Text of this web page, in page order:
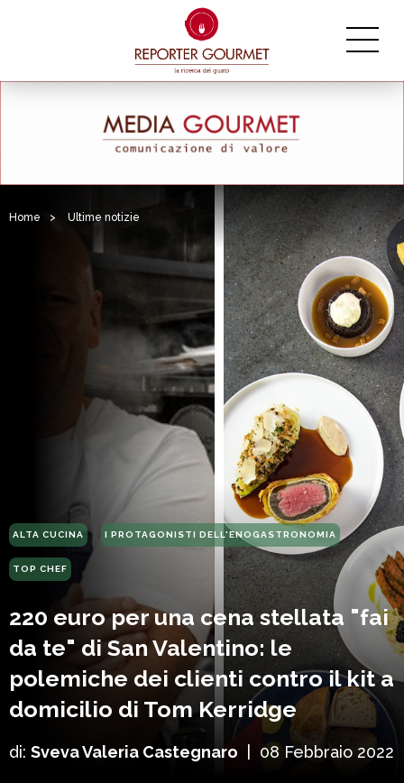
Home > Ultime notizie
ALTA CUCINA I PROTAGONISTI DELL'ENOGASTRONOMIA
TOP CHEF
220 euro per una cena stellata "fai
da te" di San Valentino: le
polemiche dei clienti contro il kit a
domicilio di Tom Kerridge
di: Sveva Valeria Castegnaro 08 Febbraio 2022